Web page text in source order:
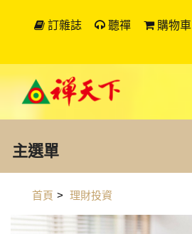
訂雜誌 聽禪 購物車
主選單
首頁 > 理財投資